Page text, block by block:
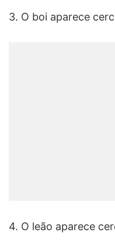
3. O boi aparece
4. O leão aparece